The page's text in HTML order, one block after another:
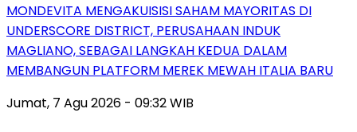
MONDEVITA MENGAKUISISI SAHAM MAYORITAS DI
UNDERSCORE DISTRICT, PERUSAHAAN INDUK
MAGLIANO, SEBAGAI LANGKAH KEDUA DALAM
MEMBANGUN PLATFORM MEREK MEWAH ITALIA BARU
Jumat, 7 Agu 2026 - 09:32 WIB